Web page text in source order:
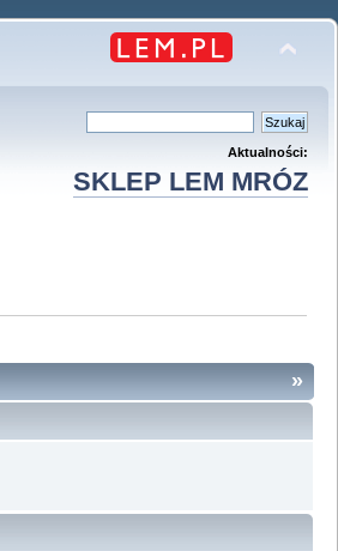
Aktualności:
SKLEP LEM MRÓZ
»